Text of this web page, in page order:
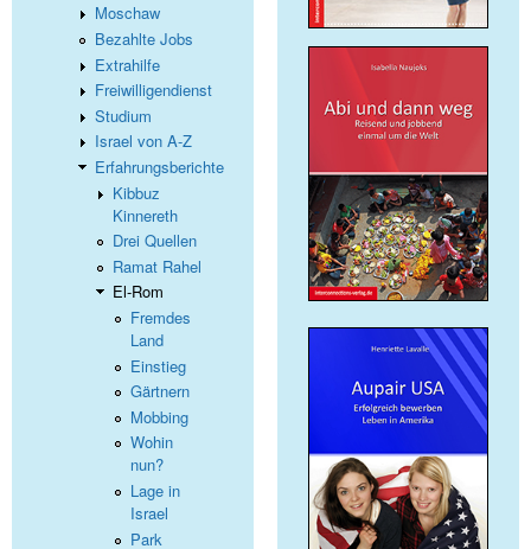
Moschaw
Bezahlte Jobs
Extrahilfe
Freiwilligendienst
Studium
Israel von A-Z
Erfahrungsberichte
Kibbuz
Kinnereth
Drei Quellen
Ramat Rahel
El-Rom
Fremdes
Land
Einstieg
Gärtnern
Mobbing
Wohin
nun?
Lage in
Israel
Park